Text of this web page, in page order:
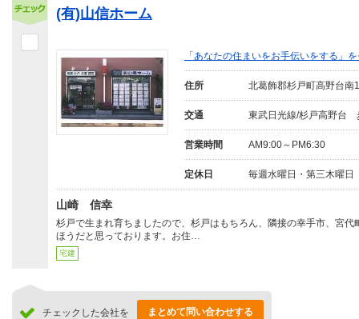
(有)山信ホーム
「あなたの住まいをお手伝いをする」
住所 北葛飾郡杉戸町高野台南1
交通 東武日光線/杉戸高野台
営業時間 AM9:00～PM6:30
定休日 毎週水曜日・第三木曜日
山崎 信幸
杉戸で生まれ育ちましたので、杉戸はもちろん、隣接の幸手市、宮代
ほうだと思っております。お住…
宅建
チェックした会社を まとめて問い合わせする